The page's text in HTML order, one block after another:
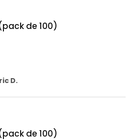
de 100)
D.
de 100)